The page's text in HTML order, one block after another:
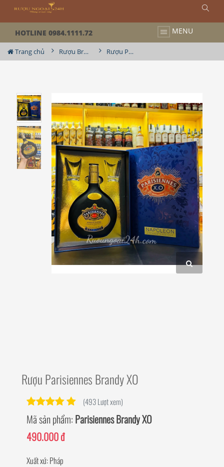
HOTLINE 0984.1111.72 MENU
Trang chủ Rượu Brandy Rượu Parisiennes Brandy XO
Rượu Parisiennes Brandy XO
(493 Lượt xem)
Mã sản phẩm: Parisiennes Brandy XO
490.000 đ
Xuất xứ: Pháp